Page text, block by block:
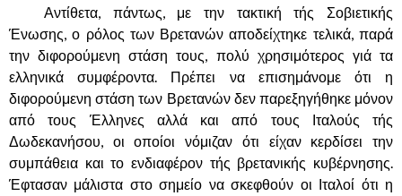
Αντίθετα, πάντως, με την τακτική τής Σοβιετικής
Ένωσης, ο ρόλος των Βρετανών αποδείχτηκε τελικά, παρά
την διφορούμενη στάση τους, πολύ χρησιμότερος γιά τα
ελληνικά συμφέροντα. Πρέπει να επισημάνομε ότι η
διφορούμενη στάση των Βρετανών δεν παρεξηγήθηκε μόνον
από τους Έλληνες αλλά και από τους Ιταλούς τής
Δωδεκανήσου, οι οποίοι νόμιζαν ότι είχαν κερδίσει την
συμπάθεια και το ενδιαφέρον τής βρετανικής κυβέρνησης.
Έφτασαν μάλιστα στο σημείο να σκεφθούν οι Ιταλοί ότι η